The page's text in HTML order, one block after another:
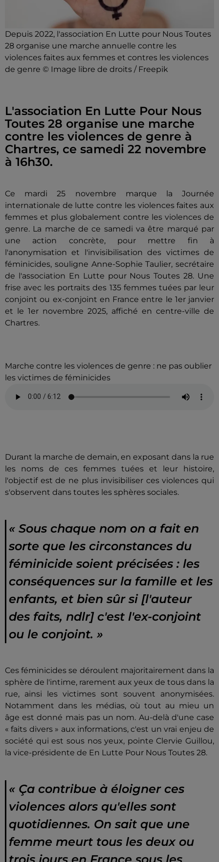
Depuis 2022, l'association En Lutte pour Nous Toutes
28 organise une marche annuelle contre les
violences faites aux femmes et contres les violences
de genre © Image libre de droits / Freepik
L'association En Lutte Pour Nous
Toutes 28 organise une marche
contre les violences de genre à
Chartres, ce samedi 22 novembre
à 16h30.
Ce mardi 25 novembre marque la Journée
internationale de lutte contre les violences faites aux
femmes et plus globalement contre les violences de
genre. La marche de ce samedi va être marqué par
une action concrète, pour mettre fin à
l'anonymisation et l'invisibilisation des victimes de
féminicides, souligne Anne-Sophie Taulier, secrétaire
de l'association En Lutte pour Nous Toutes 28. Une
frise avec les portraits des 135 femmes tuées par leur
conjoint ou ex-conjoint en France entre le 1er janvier
et le 1er novembre 2025, affiché en centre-ville de
Chartres.
Marche contre les violences de genre : ne pas oublier
les victimes de féminicides
Durant la marche de demain, en exposant dans la rue
les noms de ces femmes tuées et leur histoire,
l'objectif est de ne plus invisibiliser ces violences qui
s'observent dans toutes les sphères sociales.
« Sous chaque nom on a fait en
sorte que les circonstances du
féminicide soient précisées : les
conséquences sur la famille et les
enfants, et bien sûr si [l'auteur
des faits, ndlr] c'est l'ex-conjoint
ou le conjoint. »
Ces féminicides se déroulent majoritairement dans la
sphère de l'intime, rarement aux yeux de tous dans la
rue, ainsi les victimes sont souvent anonymisées.
Notamment dans les médias, où tout au mieu un
âge est donné mais pas un nom. Au-delà d'une case
« faits divers » aux informations, c'est un vrai enjeu de
société qui est sous nos yeux, pointe Clervie Guillou,
la vice-présidente de En Lutte Pour Nous Toutes 28.
« Ça contribue à éloigner ces
violences alors qu'elles sont
quotidiennes. On sait que une
femme meurt tous les deux ou